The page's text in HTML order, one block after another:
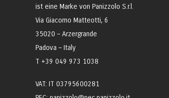
ist eine Marke von Panizzolo S.r.l.
Via Giacomo Matteotti, 6
35020 – Arzergrande
Padova – Italy
T +39 049 973 1038
VAT: IT 03795600281